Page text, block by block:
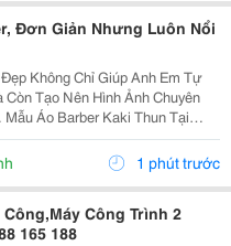
Đơn Giản Nhưng Luôn Nổi
Không Chỉ Giúp Anh Em Tự
Tạo Nên Hình Ảnh Chuyên
Barber Lựa Chọn Nhờ Chất
Mềm Mại, Thoáng Mát Và Dễ
1 phút trước
Công Trình 2
165 188